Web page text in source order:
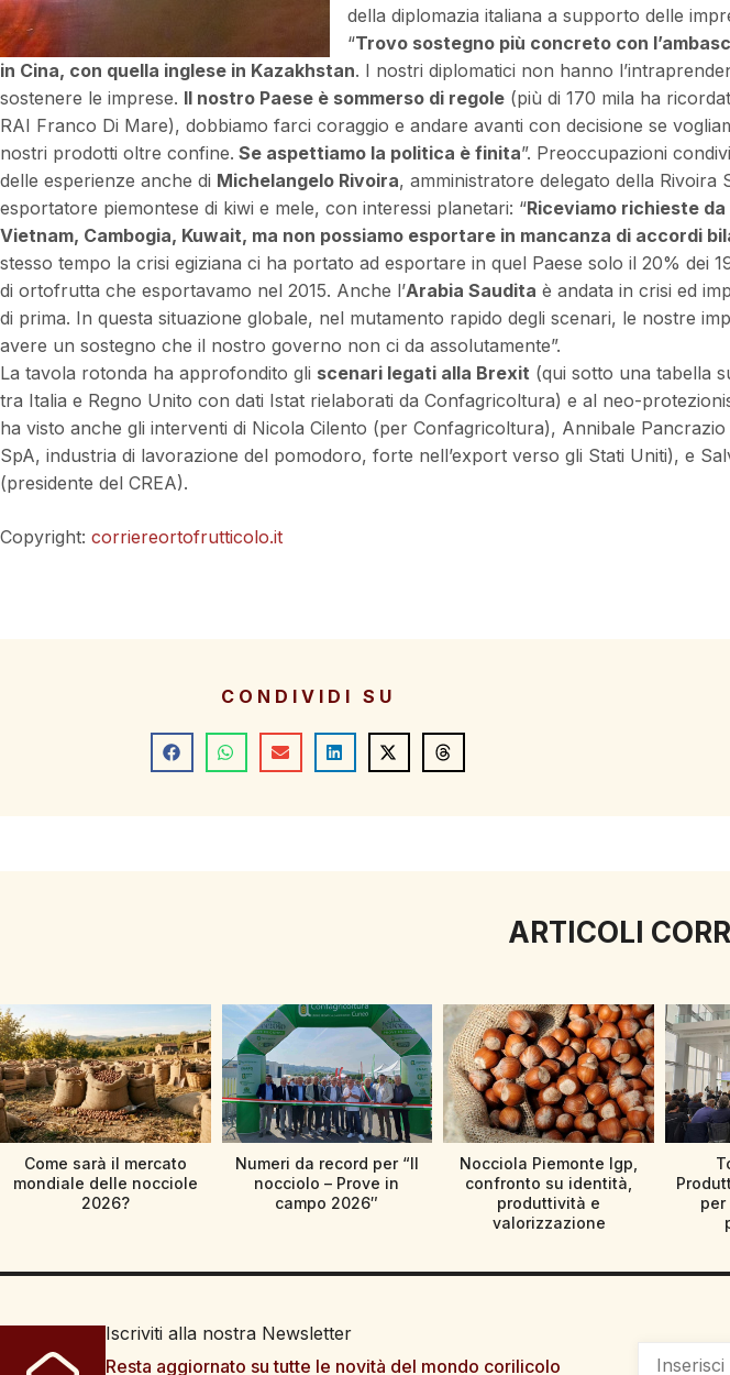
della diplomazia italiana a supporto delle
“Trovo sostegno più concreto con
in Cina, con quella inglese in Kazakhstan. I nostri diplomatici non hanno
sostenere le imprese. Il nostro Paese è sommerso di regole (più di 170 mila ha
RAI Franco Di Mare), dobbiamo farci coraggio e andare avanti con decisione se
nostri prodotti oltre confine. Se aspettiamo la politica è finita”. Preoccupazioni
delle esperienze anche di Michelangelo Rivoira, amministratore delegato della Rivoira
esportatore piemontese di kiwi e mele, con interessi planetari: “Riceviamo richieste da
Vietnam, Cambogia, Kuwait, ma non possiamo esportare in mancanza di accordi
stesso tempo la crisi egiziana ci ha portato ad esportare in quel Paese solo il 20% dei
di ortofrutta che esportavamo nel 2015. Anche l’Arabia Saudita è andata in crisi ed
di prima. In questa situazione globale, nel mutamento rapido degli scenari, le nostre
avere un sostegno che il nostro governo non ci da assolutamente”.
La tavola rotonda ha approfondito gli scenari legati alla Brexit (qui sotto una tabella
tra Italia e Regno Unito con dati Istat rielaborati da Confagricoltura) e al neo-
ha visto anche gli interventi di Nicola Cilento (per Confagricoltura), Annibale
SpA, industria di lavorazione del pomodoro, forte nell’export verso gli Stati Uniti), e
(presidente del CREA).
Copyright: corriereortofrutticolo.it
CONDIVIDI SU
ARTICOLI
Come sarà il mercato
mondiale delle nocciole
2026?
Numeri da record per “Il
nocciolo – Prove in
campo 2026″
Nocciola Piemonte Igp,
confronto su identità,
produttività e
valorizzazione
Iscriviti alla nostra Newsletter
Resta aggiornato su tutte le novità del mondo corilicolo